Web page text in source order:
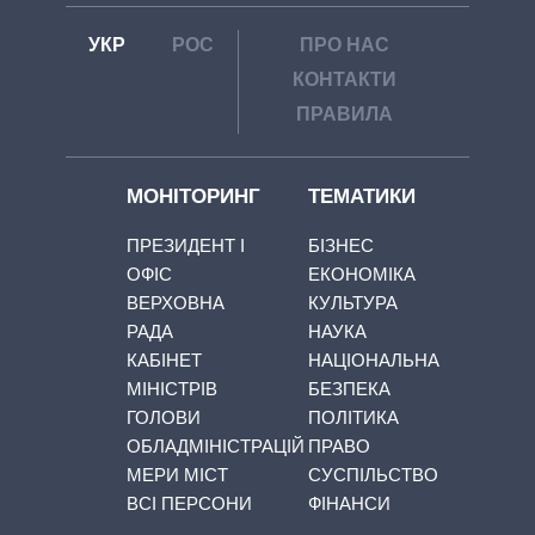
УКР РОС
ПРО НАС
КОНТАКТИ
ПРАВИЛА
МОНІТОРИНГ
ПРЕЗИДЕНТ І
ОФІС
ВЕРХОВНА
РАДА
КАБІНЕТ
МІНІСТРІВ
ГОЛОВИ
ОБЛАДМІНІСТРАЦІЙ
МЕРИ МІСТ
ВСІ ПЕРСОНИ
ТЕМАТИКИ
БІЗНЕС
ЕКОНОМІКА
КУЛЬТУРА
НАУКА
НАЦІОНАЛЬНА
БЕЗПЕКА
ПОЛІТИКА
ПРАВО
СУСПІЛЬСТВО
ФІНАНСИ